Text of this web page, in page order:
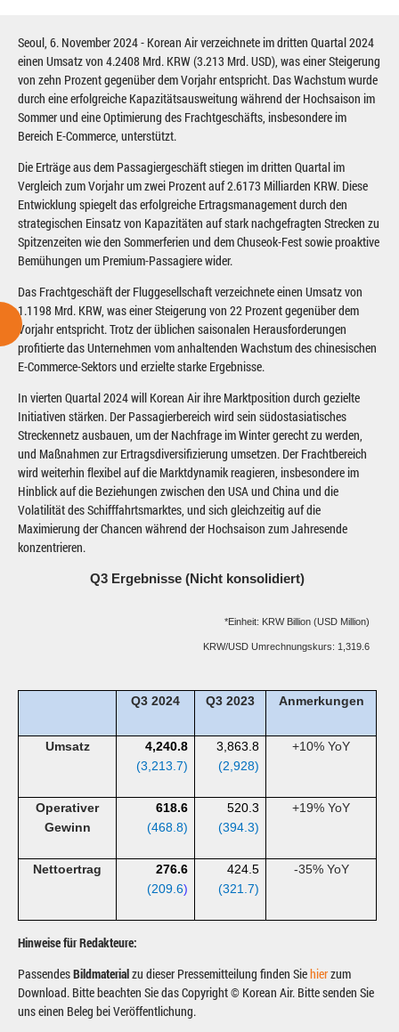
Seoul, 6. November 2024 - Korean Air verzeichnete im dritten Quartal 2024
einen Umsatz von 4.2408 Mrd. KRW (3.213 Mrd. USD), was einer Steigerung
von zehn Prozent gegenüber dem Vorjahr entspricht. Das Wachstum wurde
durch eine erfolgreiche Kapazitätsausweitung während der Hochsaison im
Sommer und eine Optimierung des Frachtgeschäfts, insbesondere im
Bereich E-Commerce, unterstützt.
Die Erträge aus dem Passagiergeschäft stiegen im dritten Quartal im
Vergleich zum Vorjahr um zwei Prozent auf 2.6173 Milliarden KRW. Diese
Entwicklung spiegelt das erfolgreiche Ertragsmanagement durch den
strategischen Einsatz von Kapazitäten auf stark nachgefragten Strecken zu
Spitzenzeiten wie den Sommerferien und dem Chuseok-Fest sowie proaktive
Bemühungen um Premium-Passagiere wider.
Das Frachtgeschäft der Fluggesellschaft verzeichnete einen Umsatz von
1.1198 Mrd. KRW, was einer Steigerung von 22 Prozent gegenüber dem
Vorjahr entspricht. Trotz der üblichen saisonalen Herausforderungen
profitierte das Unternehmen vom anhaltenden Wachstum des chinesischen
E-Commerce-Sektors und erzielte starke Ergebnisse.
In vierten Quartal 2024 will Korean Air ihre Marktposition durch gezielte
Initiativen stärken. Der Passagierbereich wird sein südostasiatisches
Streckennetz ausbauen, um der Nachfrage im Winter gerecht zu werden,
und Maßnahmen zur Ertragsdiversifizierung umsetzen. Der Frachtbereich
wird weiterhin flexibel auf die Marktdynamik reagieren, insbesondere im
Hinblick auf die Beziehungen zwischen den USA und China und die
Volatilität des Schifffahrtsmarktes, und sich gleichzeitig auf die
Maximierung der Chancen während der Hochsaison zum Jahresende
konzentrieren.
Q3 Ergebnisse (Nicht konsolidiert)
*Einheit: KRW Billion (USD Million)
KRW/USD Umrechnungskurs: 1,319.6
Q3 2024 Q3 2023 Anmerkungen
Umsatz
4,240.8
(3,213.7)
3,863.8
(2,928)
+10% YoY
Operativer
Gewinn
618.6
(468.8)
520.3
(394.3)
+19% YoY
Nettoertrag
276.6
(209.6)
424.5
(321.7)
-35% YoY
Hinweise für Redakteure:
PassendesBildmaterialzu dieser Pressemitteilung finden Siehierzum
Download. Bitte beachten Sie das Copyright © Korean Air. Bitte senden Sie
uns einen Beleg bei Veröffentlichung.